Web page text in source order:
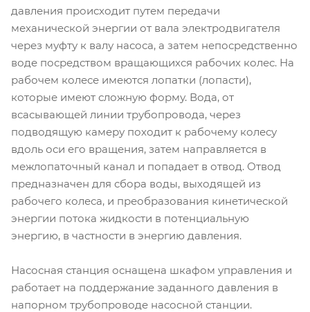
давления происходит путем передачи
механической энергии от вала электродвигателя
через муфту к валу насоса, а затем непосредственно
воде посредством вращающихся рабочих колес. На
рабочем колесе имеются лопатки (лопасти),
которые имеют сложную форму. Вода, от
всасывающей линии трубопровода, через
подводящую камеру походит к рабочему колесу
вдоль оси его вращения, затем направляется в
межлопаточный канал и попадает в отвод. Отвод
предназначен для сбора воды, выходящей из
рабочего колеса, и преобразования кинетической
энергии потока жидкости в потенциальную
энергию, в частности в энергию давления.
Насосная станция оснащена шкафом управления и
работает на поддержание заданного давления в
напорном трубопроводе насосной станции.